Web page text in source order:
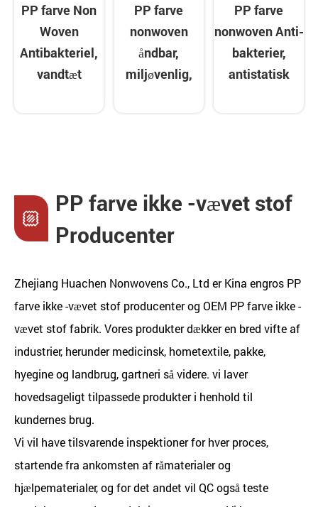
PP farve Non
Woven
Antibakteriel,
vandtæt
PP farve
nonwoven
åndbar,
miljøvenlig,
PP farve
nonwoven Anti-
bakterier,
antistatisk
PP farve ikke -vævet stof
Producenter
Zhejiang Huachen Nonwovens Co., Ltd erKina engros PP
farve ikke -vævet stof producenterog OEM PP farve ikke -
vævet stof fabrik. Vores produkter dækker en bred vifte af
industrier, herunder medicinsk, hometextile, pakke,
hyegine og landbrug, gartneri så videre. vi laver
hovedsageligt tilpassede produkter i henhold til
kundernes brug.
Vi vil have tilsvarende inspektioner for hver proces,
startende fra ankomsten af ​​råmaterialer og
hjælpematerialer, og for det andet vil QC også teste